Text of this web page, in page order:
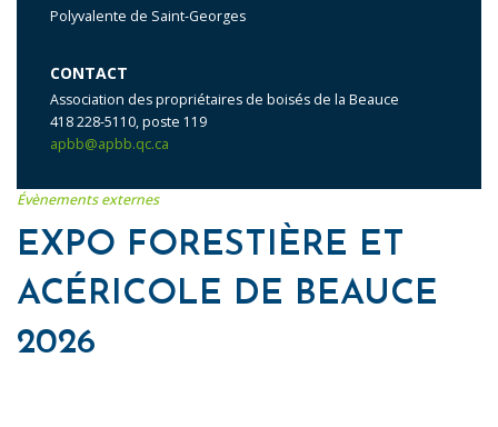
Polyvalente de Saint-Georges
CONTACT
Association des propriétaires de boisés de la Beauce
418 228-5110, poste 119
apbb@apbb.qc.ca
Évènements externes
EXPO FORESTIÈRE ET
ACÉRICOLE DE BEAUCE
2026